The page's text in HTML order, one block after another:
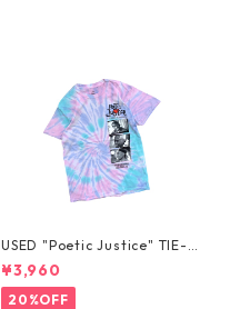
USED "Poetic Justice" TIE-D
YE TEE
¥3,960
20%OFF